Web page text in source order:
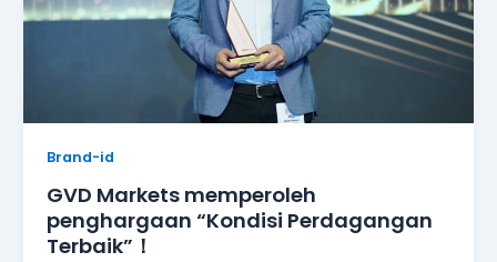
Brand-id
GVD Markets memperoleh
penghargaan “Kondisi Perdagangan
Terbaik”！